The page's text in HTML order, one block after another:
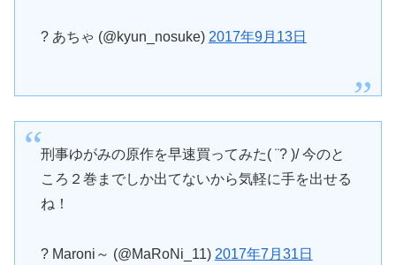
? あちゃ (@kyun_nosuke) 2017年9月13日
刑事ゆがみの原作を早速買ってみた( ¨? )/ 今のと
ころ２巻までしか出てないから気軽に手を出せる
ね！
? Maroni～ (@MaRoNi_11) 2017年7月31日